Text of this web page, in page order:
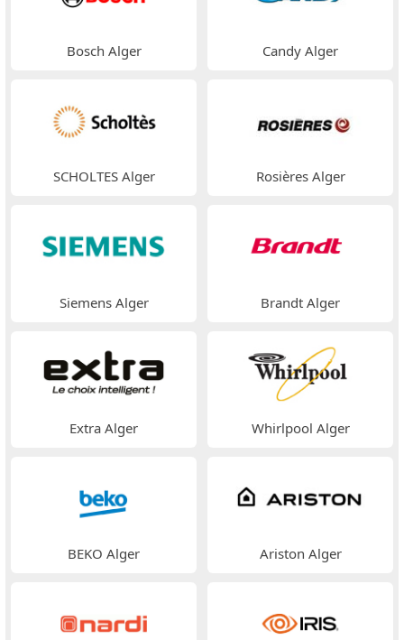
Bosch Alger Candy Alger
SCHOLTES Alger Rosières Alger
Siemens Alger Brandt Alger
Extra Alger Whirlpool Alger
BEKO Alger Ariston Alger